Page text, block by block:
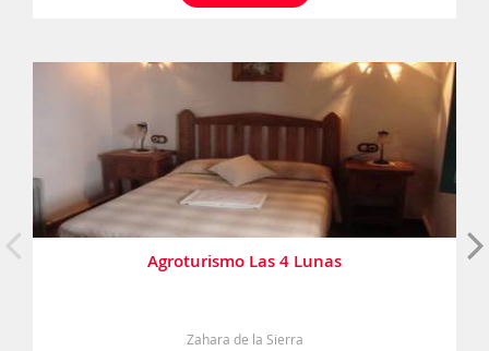
Agroturismo Las 4 Lunas
Zahara de la Sierra